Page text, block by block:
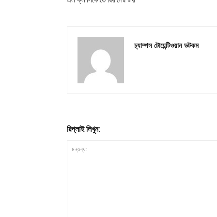
চ্যাম্পস টোয়েন্টিওয়ান ডটকম
রিপ্লাই লিখুন: